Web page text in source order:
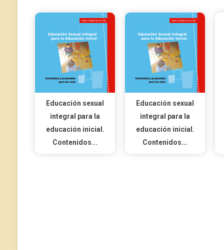
Educación sexual
integral para la
educación inicial.
Contenidos...
Educación sexual
integral para la
educación inicial.
Contenidos...